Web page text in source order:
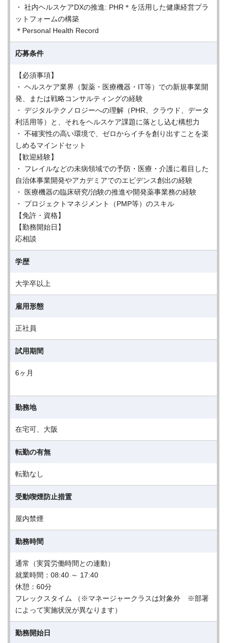
・ 社内ヘルスケアDXの推進: PHR＊を活用した健康経営プラ
ットフォームの構築
＊Personal Health Record
応募条件
【必須事項】
・ ヘルスケア業界（製薬・医療機器・IT等）での新規事業開
発、または戦略コンサルティングの経験
・ デジタルテクノロジーへの理解（PHR、クラウド、データ
利活用等）と、それをヘルスケア課題に落とし込む構想力
・ 不確実性の高い環境で、ゼロからイチを創り出すことを楽
しめるマインドセット
【歓迎経験】
・ フレイルなどの未病領域での予防・医療・介護に着目した
自治体事業開発やアカデミアでのエビデンス創出の経験
・ 医療機器の臨床研究/治験の推進や開発薬事業務の経験
・ プロジェクトマネジメント（PMP等）のスキル
【免許・資格】
【勤務開始日】
応相談
学歴
大学卒以上
雇用形態
正社員
試用期間
6ヶ月
勤務地
在宅可、大阪
転勤の有無
転勤なし
受動喫煙防止措置
屋内禁煙
勤務時間
通常（実質労働時間との連動）
就業時間：08:40 ～ 17:40
休憩：60分
フレックスタイム （※マネージャークラスは対象外 ※部署
によって実施状況が異なります）
勤務開始日